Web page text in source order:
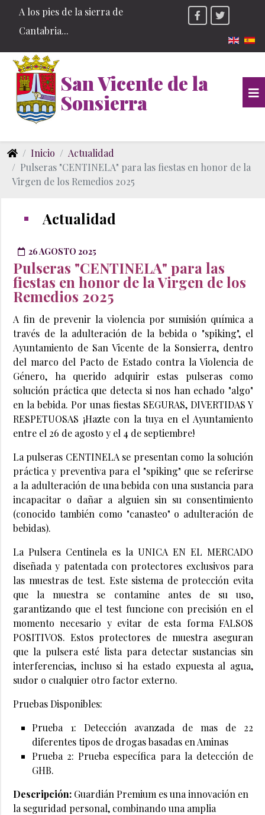
A los pies de la sierra de
Cantabria...
San Vicente de la
Sonsierra
Inicio
Actualidad
Pulseras "CENTINELA" para las fiestas en honor de la
Virgen de los Remedios 2025
Actualidad
26 AGOSTO 2025
Pulseras "CENTINELA" para las
fiestas en honor de la Virgen de los
Remedios 2025
A fin de prevenir la violencia por sumisión química a
través de la adulteración de la bebida o "spiking", el
Ayuntamiento de San Vicente de la Sonsierra, dentro
del marco del Pacto de Estado contra la Violencia de
Género, ha querido adquirir estas pulseras como
solución práctica que detecta si nos han echado "algo"
en la bebida. Por unas fiestas SEGURAS, DIVERTIDAS Y
RESPETUOSAS ¡Hazte con la tuya en el Ayuntamiento
entre el 26 de agosto y el 4 de septiembre!
La pulseras CENTINELA se presentan como la solución
práctica y preventiva para el "spiking" que se referirse
a la adulteración de una bebida con una sustancia para
incapacitar o dañar a alguien sin su consentimiento
(conocido también como "canasteo" o adulteración de
bebidas).
La Pulsera Centinela es la UNICA EN EL MERCADO
diseñada y patentada con protectores exclusivos para
las muestras de test. Este sistema de protección evita
que la muestra se contamine antes de su uso,
garantizando que el test funcione con precisión en el
momento necesario y evitar de esta forma FALSOS
POSITIVOS. Estos protectores de muestra aseguran
que la pulsera esté lista para detectar sustancias sin
interferencias, incluso si ha estado expuesta al agua,
sudor o cualquier otro factor externo.
Pruebas Disponibles:
Prueba 1: Detección avanzada de mas de 22
diferentes tipos de drogas basadas en Aminas
Prueba 2: Prueba específica para la detección de
GHB.
Descripción: Guardián Premium es una innovación en
la seguridad personal, combinando una amplia